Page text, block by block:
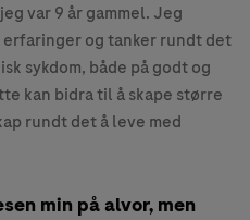
var 9 år gammel. Jeg
erfaringer og tanker rundt det
sykdom, både på godt og
kan bidra til å skape større
rundt det å leve med
min på alvor, men